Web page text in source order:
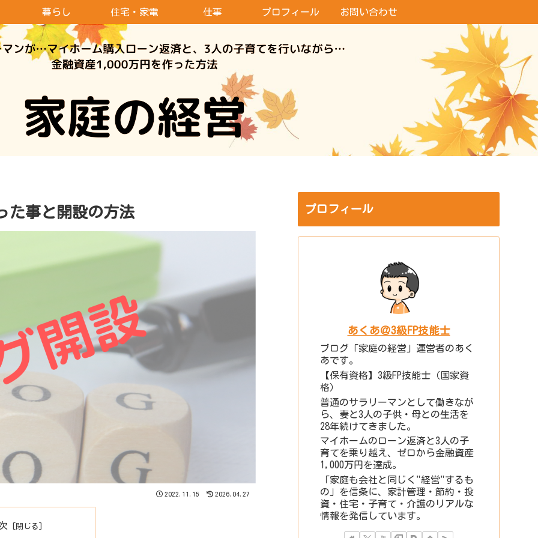
暮らし 住宅・家電 仕事 プロフィール お問い合わせ
た事と開設の方法
2022.11.15 2026.04.27
プロフィール
あくあ＠3級FP技能士
ブログ「家庭の経営」運営者のあく
あです。
【保有資格】3級FP技能士（国家資
格）
普通のサラリーマンとして働きなが
ら、妻と3人の子供・母との生活を
28年続けてきました。
マイホームのローン返済と3人の子
育てを乗り越え、ゼロから金融資産
1,000万円を達成。
「家庭も会社と同じく"経営"するも
の」を信条に、家計管理・節約・投
資・住宅・子育て・介護のリアルな
情報を発信しています。